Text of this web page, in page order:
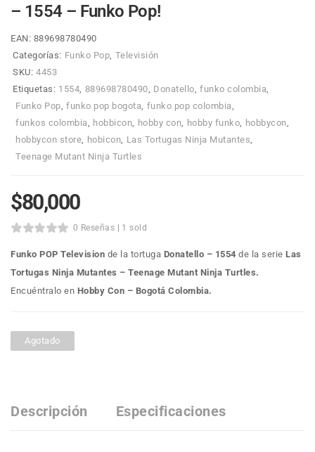
– 1554 – Funko Pop!
EAN: 889698780490
Categorías: Funko Pop Televisión
SKU: 4453
Etiquetas: 1554 889698780490 Donatello funko colombia
Funko Pop funko pop bogota funko pop colombia
funkos colombia
hobbicon hobby con hobby funko hobbycon
hobbycon store
hobicon Las Tortugas Ninja Mutantes
Teenage Mutant Ninja Turtles
$80,000
0 Reseñas 1 sold
Funko POP Television de la tortuga Donatello – 1554 de la serie Las
Tortugas Ninja Mutantes – Teenage Mutant Ninja Turtles.
Encuéntralo en Hobby Con – Bogotá Colombia.
Agotado
Descripción Especificaciones